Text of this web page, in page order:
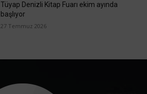
Tüyap Denizli Kitap Fuarı ekim ayında
başlıyor
27 Temmuz 2026